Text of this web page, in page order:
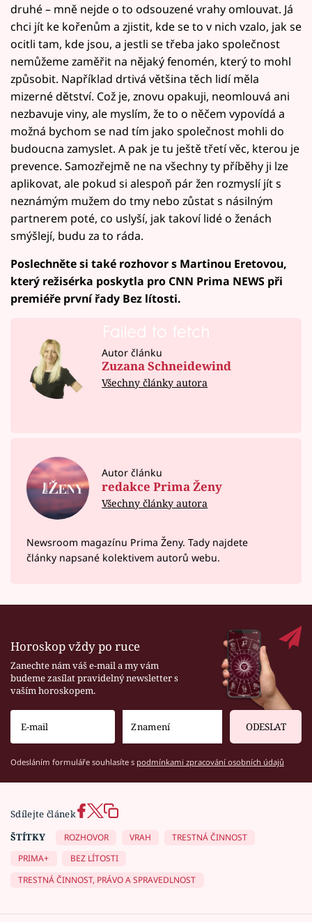
druhé – mně nejde o to odsouzené vrahy omlouvat. Já
chci jít ke kořenům a zjistit, kde se to v nich vzalo, jak se
ocitli tam, kde jsou, a jestli se třeba jako společnost
nemůžeme zaměřit na nějaký fenomén, který to mohl
způsobit. Například drtivá většina těch lidí měla
mizerné dětství. Což je, znovu opakuji, neomlouvá ani
nezbavuje viny, ale myslím, že to o něčem vypovídá a
možná bychom se nad tím jako společnost mohli do
budoucna zamyslet. A pak je tu ještě třetí věc, kterou je
prevence. Samozřejmě ne na všechny ty příběhy ji lze
aplikovat, ale pokud si alespoň pár žen rozmyslí jít s
neznámým mužem do tmy nebo zůstat s násilným
partnerem poté, co uslyší, jak takoví lidé o ženách
smýšlejí, budu za to ráda.
Poslechněte si také rozhovor s Martinou Eretovou,
který režisérka poskytla pro CNN Prima NEWS při
premiéře první řady Bez lítosti.
Failed to fetch
Autor článku
Zuzana Schneidewind
Všechny články autora
Autor článku
redakce Prima Ženy
Všechny články autora
Newsroom magazínu Prima Ženy. Tady najdete
články napsané kolektivem autorů webu.
Horoskop vždy po ruce
Zanechte nám váš e-mail a my vám
budeme zasílat pravidelný newsletter s
vaším horoskopem.
ODESLAT
Odesláním formuláře souhlasíte s podmínkami zpracování osobních údajů
Sdílejte článek
ŠTÍTKY
ROZHOVOR VRAH
TRESTNÁ ČINNOST
PRIMA+
BEZ LÍTOSTI
TRESTNÁ ČINNOST, PRÁVO A SPRAVEDLNOST